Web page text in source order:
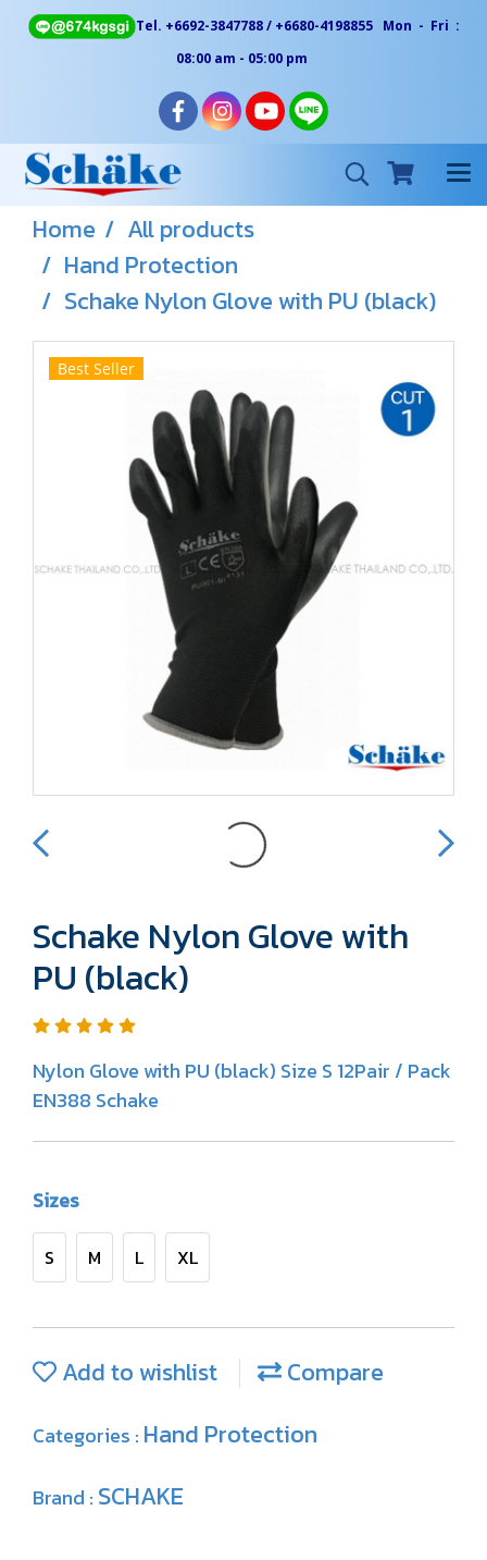
Tel. +6692-3847788 / +6680-4198855 Mon - Fri :
08:00 am - 05:00 pm
Home
All products
Hand Protection
Schake Nylon Glove with PU (black)
Best Seller
Schake Nylon Glove with
PU (black)
Nylon Glove with PU (black) Size S 12Pair / Pack
EN388 Schake
Sizes
S M L XL
Add to wishlist Compare
Categories : Hand Protection
Brand : SCHAKE